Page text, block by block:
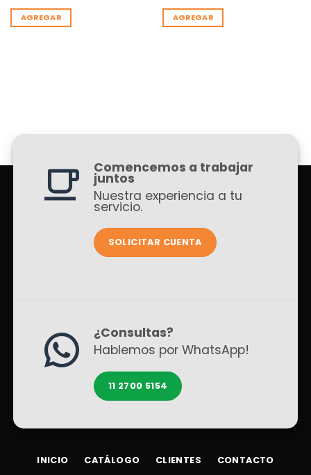
AGREGAR AGREGAR
Comencemos a trabajar
juntos
Nuestra experiencia a tu
servicio.
SOLICITAR CUENTA
¿Consultas?
Hablemos por WhatsApp!
11 2700 5154
INICIO CATÁLOGO CLIENTES CONTACTO